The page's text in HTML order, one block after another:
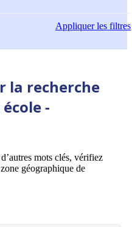
Appliquerles filtres
la recherche
-
mots clés, vérifiez
géographique de